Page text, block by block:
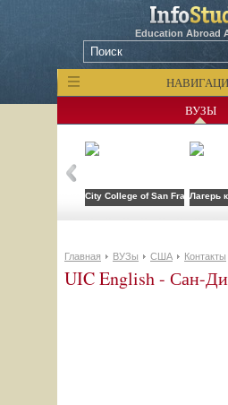
Education Abroad
ВУЗЫ
City College of San Francisco
Лагерь
Главная ВУЗы США Контакты
UIC English - Сан-